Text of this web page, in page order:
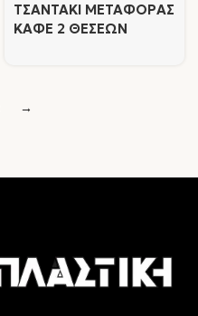
ΤΣΑΝΤΑΚΙ ΜΕΤΑΦΟΡΑΣ
ΚΑΦΕ 2 ΘΕΣΕΩΝ
→